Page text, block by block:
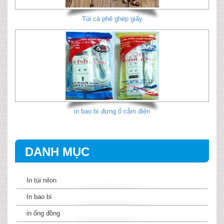
DANH MỤC
In túi nilon
In bao bì
in ống đồng
Túi cà phê ghép giấy
in bao bì đựng ổ cắm điện